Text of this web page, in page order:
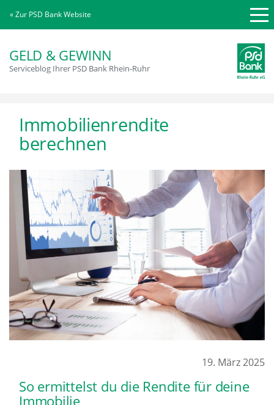
« Zur PSD Bank Website
GELD & GEWINN
Serviceblog Ihrer PSD Bank Rhein-Ruhr
Immobilienrendite
berechnen
19. März 2025
So ermittelst du die Rendite für deine
Immobilie